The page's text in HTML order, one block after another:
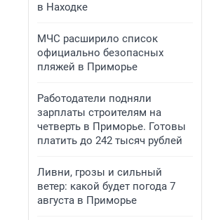
в Находке
МЧС расширило список
официально безопасных
пляжей в Приморье
Работодатели подняли
зарплаты строителям на
четверть в Приморье. Готовы
платить до 242 тысяч рублей
Ливни, грозы и сильный
ветер: какой будет погода 7
августа в Приморье